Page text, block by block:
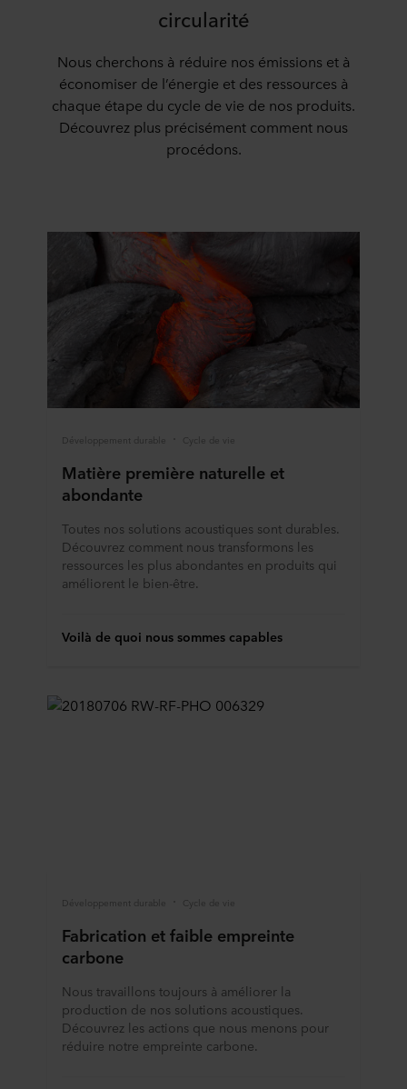
circularité
Nous cherchons à réduire nos émissions et à
économiser de l’énergie et des ressources à
chaque étape du cycle de vie de nos produits.
Découvrez plus précisément comment nous
procédons.
Développement durable Cycle de vie
Matière première naturelle et
abondante
Toutes nos solutions acoustiques sont durables.
Découvrez comment nous transformons les
ressources les plus abondantes en produits qui
améliorent le bien-être.
Voilà de quoi nous sommes capables
Développement durable Cycle de vie
Fabrication et faible empreinte
carbone
Nous travaillons toujours à améliorer la
production de nos solutions acoustiques.
Découvrez les actions que nous menons pour
réduire notre empreinte carbone.